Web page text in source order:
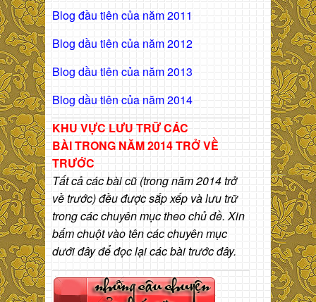
Blog đầu tiên của năm 2011
Blog dầu tiên của năm 2012
Blog dầu tiên của năm 2013
Blog dầu tiên của năm 2014
KHU VỰC LƯU TRỮ CÁC
BÀITRONG NĂM 2014 TRỞ VỀ
TRƯỚC
Tất cả các bài cũ (trong năm 2014 trở
về trước) đều được sắp xếp và lưu trữ
trong các chuyên mục theo chủ đề. Xin
bấm chuột vào tên các chuyên mục
dưới đây để đọc lại các bài trước đây.